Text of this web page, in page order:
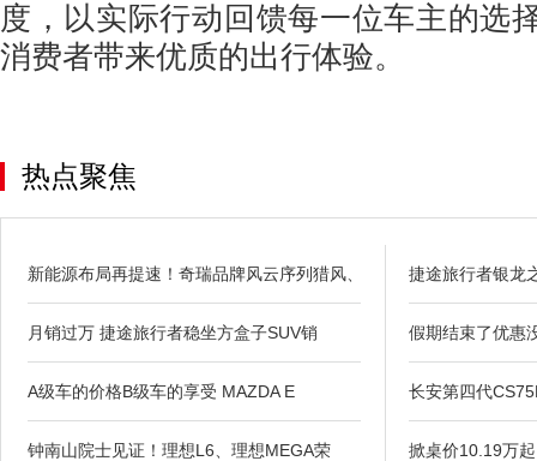
度，以实际行动回馈每一位车主的选
消费者带来优质的出行体验。
热点聚焦
新能源布局再提速！奇瑞品牌风云序列猎风、
月销过万 捷途旅行者稳坐方盒子SUV销
A级车的价格B级车的享受 MAZDA E
钟南山院士见证！理想L6、理想MEGA荣
捷途旅行者银龙
假期结束了优惠
长安第四代
掀桌价10.19万